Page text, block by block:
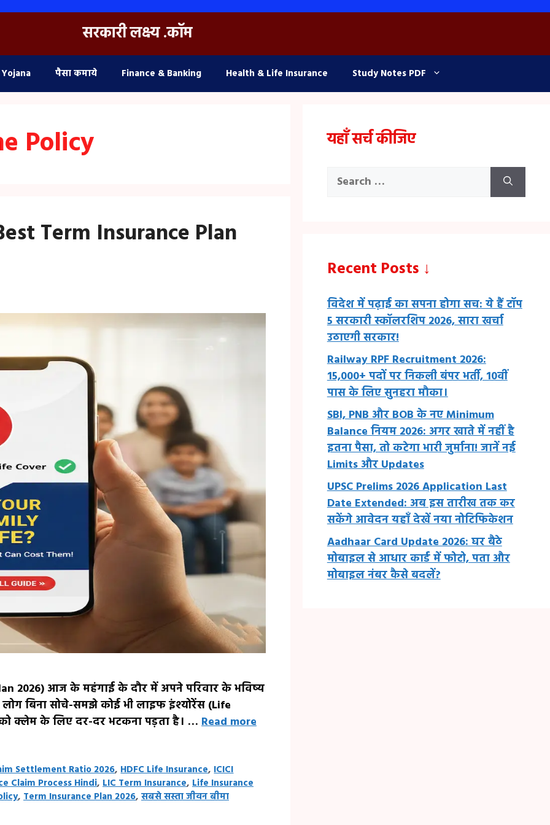
सरकारी लक्ष्य .कॉम
पैसा कमाये Finance & Banking Health & Life Insurance Study Notes PDF
Policy
Term Insurance Plan
2026) आज के महंगाई के दौर में अपने परिवार के भविष्य
बिना सोचे-समझे कोई भी लाइफ इंश्योरेंस (Life
क्लेम के लिए दर-दर भटकना पड़ता है। … Read more
Settlement Ratio 2026,HDFC Life Insurance,ICICI
Claim Process Hindi, LIC Term Insurance, Life Insurance
, Term Insurance Plan 2026, सबसे सस्ता जीवन बीमा
यहाँ सर्च कीजिए
Search
Recent Posts ↓
विदेश में पढ़ाई का सपना होगा सच: ये हैं टॉप
5 सरकारी स्कॉलरशिप 2026, सारा खर्चा
उठाएगी सरकार!
Railway RPF Recruitment 2026:
15,000+ पदों पर निकली बंपर भर्ती, 10वीं
पास के लिए सुनहरा मौका।
SBI, PNB और BOB के नए Minimum
Balance नियम 2026: अगर खाते में नहीं है
इतना पैसा, तो कटेगा भारी जुर्माना! जानें नई
Limits और Updates
UPSC Prelims 2026 Application Last
Date Extended: अब इस तारीख तक कर
सकेंगे आवेदन यहाँ देखें नया नोटिफिकेशन
Aadhaar Card Update 2026: घर बैठे
मोबाइल से आधार कार्ड में फोटो, पता और
मोबाइल नंबर कैसे बदलें?